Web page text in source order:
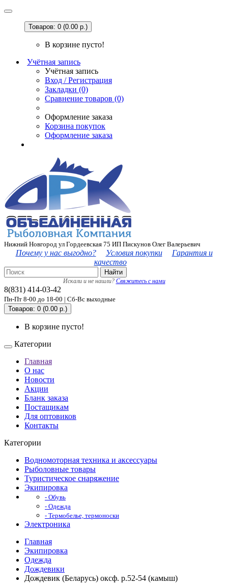
Товаров: 0 (0.00 р.)
В корзине пусто!
Учётная запись
Учётная запись
Вход / Регистрация
Закладки (0)
Сравнение товаров (0)
Оформление заказа
Корзина покупок
Оформление заказа
Нижний Новгород ул Гордеевская 75 ИП Пискунов Олег Валерьевич
Почему у нас выгодно? Условия покупки
Гарантия и
качество
Найти
Искали и не нашли? Свяжитесь с нами
8(831) 414-03-42
Пн-Пт 8-00 до 18-00 | Сб-Вс выходные
Товаров: 0 (0.00 р.)
В корзине пусто!
Категории
Главная
О нас
Новости
Акции
Бланк заказа
Постащикам
Для оптовиков
Контакты
Категории
Водномоторная техника и аксессуары
Рыболовные товары
Туристическое снаряжение
Экипировка
- Обувь
- Одежда
- Термобелье, термоноски
Электроника
Главная
Экипировка
Одежда
Дождевики
Дождевик (Беларусь) оксф. р.52-54 (камыш)